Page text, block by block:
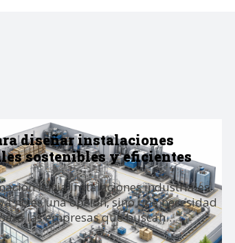
diseñar instalaciones
sostenibles y eficientes
hacia instalaciones industriales
no es una opción, sino una necesidad
las empresas que buscan…